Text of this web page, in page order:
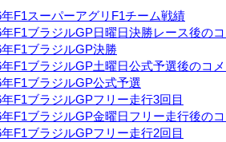
年F1スーパーアグリF1チーム戦績
年F1ブラジルGP日曜日決勝レース後の
年F1ブラジルGP決勝
年F1ブラジルGP土曜日公式予選後のコ
年F1ブラジルGP公式予選
年F1ブラジルGPフリー走行3回目
年F1ブラジルGP金曜日フリー走行後の
年F1ブラジルGPフリー走行2回目